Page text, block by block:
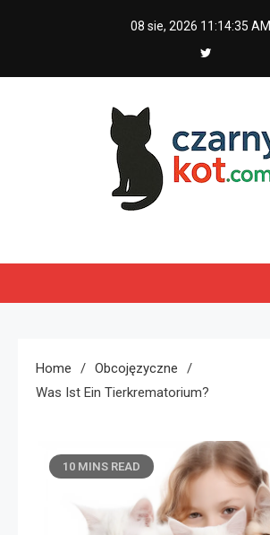
08 sie, 2026 11:14:36 AM
Home
Obcojęzyczne
Was Ist Ein Tierkrematorium?
10 MINS READ